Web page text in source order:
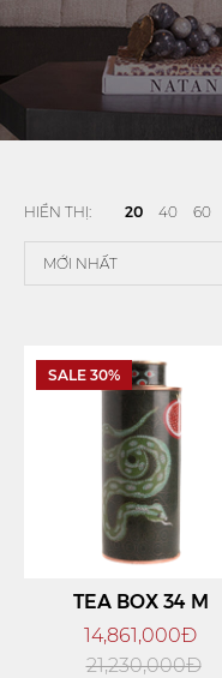
HIỂN THỊ: 20 40 60
SALE 30%
TEA BOX 34 M
14,861,000Đ
21,230,000Đ